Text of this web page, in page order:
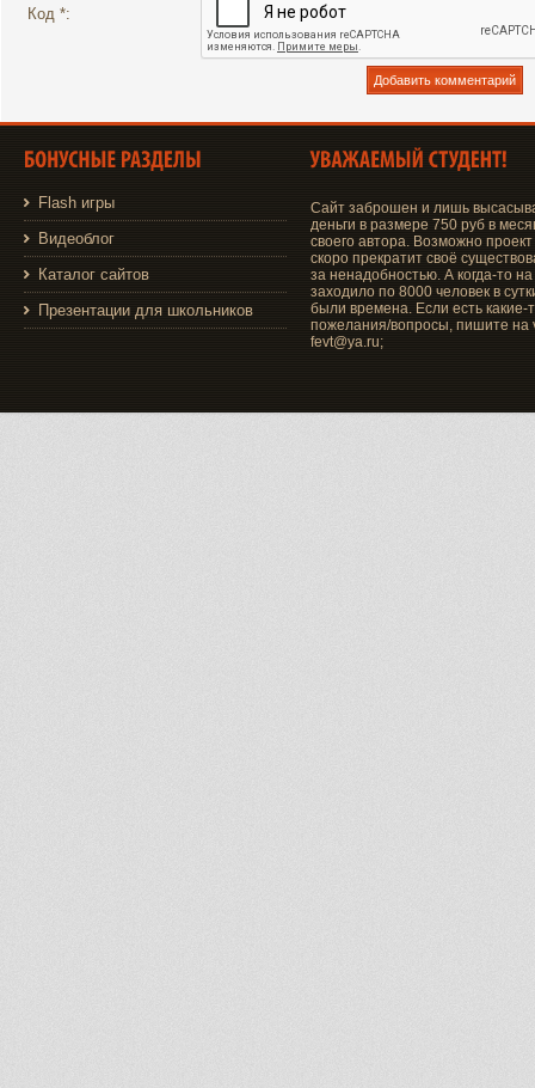
Код *:
Flash игры
Видеоблог
Каталог сайтов
Презентации для школьников
Сайт заброшен и лишь
деньги в размере 750 руб в
своего автора. Возможно проект
скоро прекратит своё
за ненадобностью. А когда-то на
заходило по 8000 человек в
были времена. Если есть какие-
пожелания/вопросы, пишите на
fevt@ya.ru;